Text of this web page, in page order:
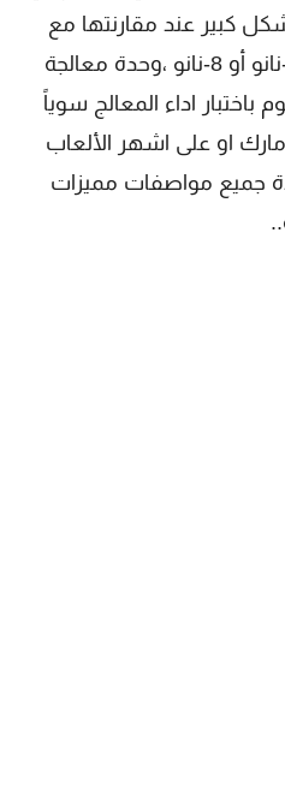
كبير عند مقارنتها مع
الإصدارات السابقة مثل 6-نانو أو 8-نانو ،وحدة معالجة
باختبار اداء المعالج سوياً
او على اشهر الألعاب
جميع مواصفات مميزات